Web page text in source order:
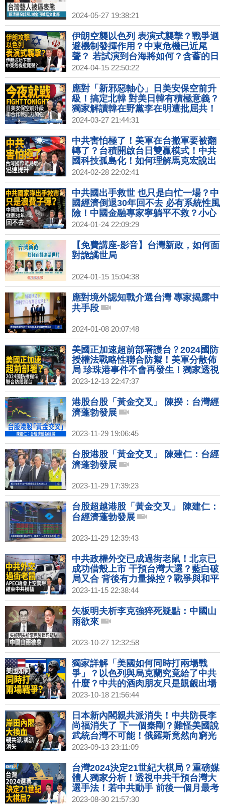
2024-05-27 19:38:21
伊朗空襲以色列 表演式襲擊？戰爭迴
避機制發揮作用？中東危機已近尾
聲？ 若試演到台海將如何？含蓄的日
本人為何直接點名中共？習誤判葉倫
訪中行！｜吳嘉隆｜矢板明夫｜新聞
大破解 【2024年4月15日】
2024-04-15 22:50:22
應對「新邪惡軸心」日美安保空前升
級！搞定北韓 對美日韓有積極意義？
獨家解讀韓在野黨李在明遭批屈共！
台灣最大問題：譴責自己人卻不批評
中共？｜明居正｜矢板明夫｜新聞大
破解 【2024年3月27日】
2024-03-27 21:44:31
中共害怕極了！美軍在台撤軍要被翻
轉了？台積開啟台日雙贏模式！中共
國科技孤島化！如何理解馬克宏說出
兵烏克蘭？習近平心虛根本無暇搞經
濟工作！｜明居正｜矢板明夫｜新聞
大破解 【2024年2月28日】
2024-02-28 22:02:41
中共國出手救世 也只是白忙一場？中
國經濟倒退30年回不去 必有系統性風
險！中國金融專家寧躺平不救？小心
中共將金融危機轉為社會危機！台日
推安保？｜吳嘉隆｜矢板明夫｜新聞
大破解 【2024年1月24日】
2024-01-24 22:09:29
【免費講座-影音】台灣新政，如何面
對詭譎世局
2024-01-15 15:04:38
應對境外認知戰介選台灣 專家揭露中
共手段
2024-01-08 20:07:48
美國正加速超前部署護台？2024國防
授權法戰略性聯合防禦！美軍分散佈
局 珍珠港事件不會再發生！獨家透視
港區議會選舉！高耀潔之後 再無揭露
真相者？｜胡振東｜矢板明夫｜新聞
大破解 【2023年12月13日】
2023-12-13 22:47:37
港股台股「黃金交叉」 陳揆：台灣經
濟蓬勃發展
2023-11-29 19:06:45
台股港股「黃金交叉」 陳建仁：台經
濟蓬勃發展
2023-11-29 17:39:23
台股超越港股「黃金交叉」 陳建仁：
台經濟蓬勃發展
2023-11-29 12:39:43
中共政權外交已成過街老鼠！北京已
成功借殼上市 干預台灣大選？藍白破
局又合 背後有力量操控？戰爭與和平
的選擇是假議題！哈瑪斯跟中共學戰
術？｜矢板明夫｜吳瑟致｜新聞大破
解 【2023年11月15日】
2023-11-15 22:38:44
矢板明夫析李克強猝死疑點：中國山
雨欲來
2023-10-27 12:32:58
獨家詳解「美國如何同時打兩場戰
爭」？以色列與烏克蘭究竟給了中共
什麼？中共的酒肉朋友只是覬覦出場
費！台灣若有事 就是志同道合的朋友
有事！｜胡振東｜矢板明夫｜新聞大
破解 【2023年10月18日】
2023-10-18 21:56:44
日本新內閣親共派消失！中共防長李
尚福消失了 下一個秦剛？難怪美國說
武統台灣不可能！俄羅斯竟然向窮光
蛋北韓伸手！越南成全球供應鏈移轉
首選？｜黃清龍｜矢板明夫｜新聞大
破解 【2023年9月13日】
2023-09-13 23:11:09
台灣2024決定21世紀大棋局？重磅媒
體人獨家分析！透視中共干預台灣大
選手法！若中共動手 前後一個月最考
驗領導人！台灣要做烏克蘭還是阿富
2023-08-30 21:57:30